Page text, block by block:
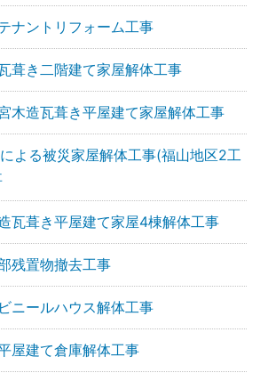
ナントリフォーム工事
葺き二階建て家屋解体工事
木造瓦葺き平屋建て家屋解体工事
よる被災家屋解体工事(福山地区2工
瓦葺き平屋建て家屋4棟解体工事
残置物撤去工事
ニールハウス解体工事
屋建て倉庫解体工事